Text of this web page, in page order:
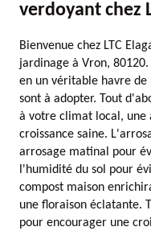
verdoyant chez
Bienvenue chez LTC
jardinage à Vron,
en un véritable havre de
sont à adopter. Tout
à votre climat local,
croissance saine.
arrosage matinal pour
l'humidité du sol pour
compost maison
une floraison éclatante.
pour encourager une